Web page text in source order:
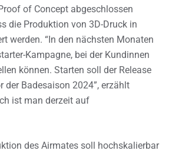
of Concept abgeschlossen
die Produktion von 3D-Druck in
werden. “In den nächsten Monaten
Kampagne, bei der Kundinnen
können. Starten soll der Release
der Badesaison 2024”, erzählt
ist man derzeit auf
des Airmates soll hochskalierbar